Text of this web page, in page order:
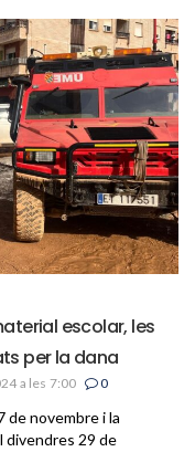
escolar, les
per la dana
a les 7:00 0
de novembre i la
divendres 29 de